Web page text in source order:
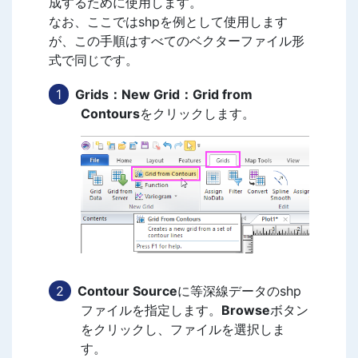
なお、ここではshpを例として使用します
が、この手順はすべてのベクターファイル形
式で同じです。
Grids：New Grid：Grid from
Contoursをクリックします。
Contour Sourceに等深線データのshp
ファイルを指定します。 Browseボタン
をクリックし、ファイルを選択しま
す。